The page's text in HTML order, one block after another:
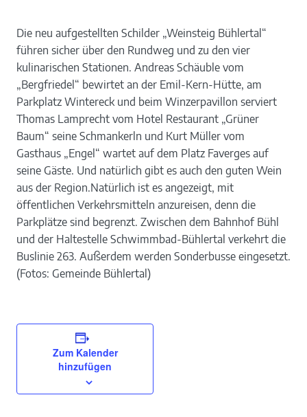
Die neu aufgestellten Schilder „Weinsteig Bühlertal“
führen sicher über den Rundweg und zu den vier
kulinarischen Stationen. Andreas Schäuble vom
„Bergfriedel“ bewirtet an der Emil-Kern-Hütte, am
Parkplatz Wintereck und beim Winzerpavillon serviert
Thomas Lamprecht vom Hotel Restaurant „Grüner
Baum“ seine Schmankerln und Kurt Müller vom
Gasthaus „Engel“ wartet auf dem Platz Faverges auf
seine Gäste. Und natürlich gibt es auch den guten Wein
aus der Region.Natürlich ist es angezeigt, mit
öffentlichen Verkehrsmitteln anzureisen, denn die
Parkplätze sind begrenzt. Zwischen dem Bahnhof Bühl
und der Haltestelle Schwimmbad-Bühlertal verkehrt die
Buslinie 263. Außerdem werden Sonderbusse eingesetzt.
(Fotos: Gemeinde Bühlertal)
Zum Kalender
hinzufügen